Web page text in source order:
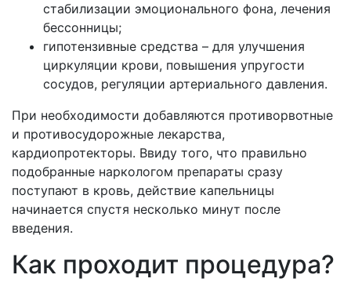
стабилизации эмоционального фона, лечения
бессонницы;
гипотензивные средства – для улучшения
циркуляции крови, повышения упругости
сосудов, регуляции артериального давления.
При необходимости добавляются противорвотные
и противосудорожные лекарства,
кардиопротекторы. Ввиду того, что правильно
подобранные наркологом препараты сразу
поступают в кровь, действие капельницы
начинается спустя несколько минут после
введения.
Как проходит процедура?